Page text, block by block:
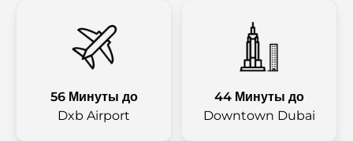
56 Минуты до
Dxb Airport
44 Минуты до
Downtown Dubai